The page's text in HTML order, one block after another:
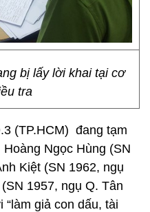
bị lấy lời khai tại cơ
tra
(TP.HCM) đang tạm
Ngọc Hùng (SN
Kiệt (SN 1962, ngụ
1957, ngụ Q. Tân
“làm giả con dấu, tài